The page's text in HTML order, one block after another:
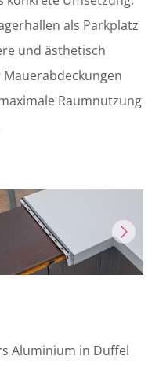
als Parkplatz
und ästhetisch
Raumnutzung
Aluminium in Duffel